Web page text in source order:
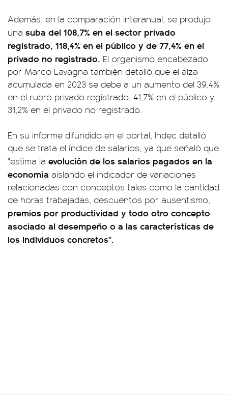
Además, en la comparación interanual, se produjo
una suba del 108,7% en el sector privado
registrado, 118,4% en el público y de 77,4% en el
privado no registrado. El organismo encabezado
por Marco Lavagna también detalló que el alza
acumulada en 2023 se debe a un aumento del 39,4%
en el rubro privado registrado, 41,7% en el público y
31,2% en el privado no registrado.
En su informe difundido en el portal, Indec detalló
que se trata el índice de salarios, ya que señaló que
"estima la evolución de los salarios pagados en la
economía aislando el indicador de variaciones
relacionadas con conceptos tales como la cantidad
de horas trabajadas, descuentos por ausentismo,
premios por productividad y todo otro concepto
asociado al desempeño o a las características de
los individuos concretos".